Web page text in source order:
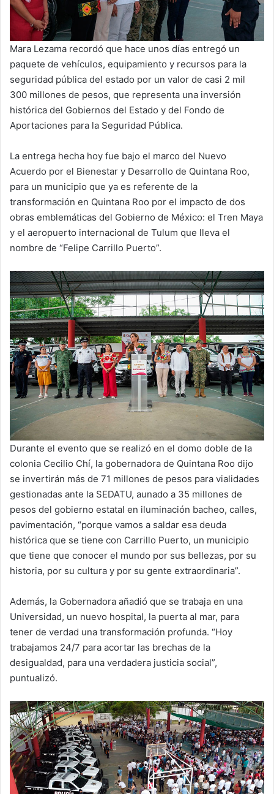
Mara Lezama recordó que hace unos días entregó un
paquete de vehículos, equipamiento y recursos para la
seguridad pública del estado por un valor de casi 2 mil
300 millones de pesos, que representa una inversión
histórica del Gobiernos del Estado y del Fondo de
Aportaciones para la Seguridad Pública.
La entrega hecha hoy fue bajo el marco del Nuevo
Acuerdo por el Bienestar y Desarrollo de Quintana Roo,
para un municipio que ya es referente de la
transformación en Quintana Roo por el impacto de dos
obras emblemáticas del Gobierno de México: el Tren Maya
y el aeropuerto internacional de Tulum que lleva el
nombre de “Felipe Carrillo Puerto”.
Durante el evento que se realizó en el domo doble de la
colonia Cecilio Chí, la gobernadora de Quintana Roo dijo
se invertirán más de 71 millones de pesos para vialidades
gestionadas ante la SEDATU, aunado a 35 millones de
pesos del gobierno estatal en iluminación bacheo, calles,
pavimentación, “porque vamos a saldar esa deuda
histórica que se tiene con Carrillo Puerto, un municipio
que tiene que conocer el mundo por sus bellezas, por su
historia, por su cultura y por su gente extraordinaria”.
Además, la Gobernadora añadió que se trabaja en una
Universidad, un nuevo hospital, la puerta al mar, para
tener de verdad una transformación profunda. “Hoy
trabajamos 24/7 para acortar las brechas de la
desigualdad, para una verdadera justicia social”,
puntualizó.